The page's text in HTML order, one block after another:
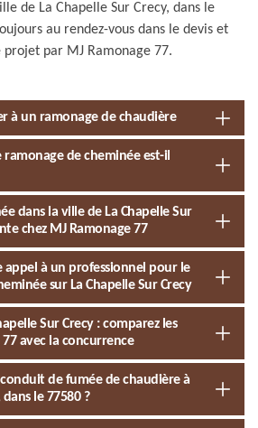
de La Chapelle Sur Crecy, dans le
au rendez-vous dans le devis et
par MJ Ramonage 77.
à un ramonage de chaudière
de cheminée est-il
dans la ville de La Chapelle Sur
chez MJ Ramonage 77
appel à un professionnel pour le
sur La Chapelle Sur Crecy
Sur Crecy : comparez les
avec la concurrence
de fumée de chaudière à
dans le 77580 ?